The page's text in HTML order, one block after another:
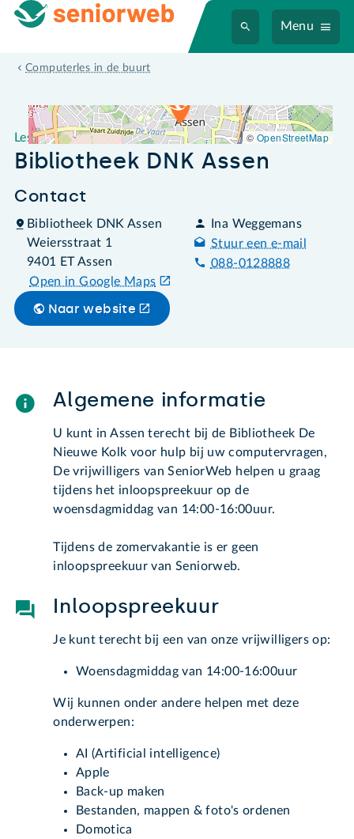
Menu
Computerles in de buurt
Leslocatie Bibliotheek DNK Assen
Leslocatie
Bibliotheek DNK Assen
Contact
Bibliotheek DNK Assen
Weiersstraat 1
9401 ET Assen
Open in Google Maps
Ina Weggemans
Stuur een e-mail
088-0128888
Naar website
©OpenStreetMap
Algemene informatie
U kunt in Assen terecht bij de Bibliotheek De
Nieuwe Kolk voor hulp bij uw computervragen,
De vrijwilligers van SeniorWeb helpen u graag
tijdens het inloopspreekuur op de
woensdagmiddag van 14:00-16:00uur.
Tijdens de zomervakantie is er geen
inloopspreekuur van Seniorweb.
Inloopspreekuur
Je kunt terecht bij een van onze vrijwilligers op:
Woensdagmiddag van 14:00-16:00uur
Wij kunnen onder andere helpen met deze
onderwerpen:
AI (Artificial intelligence)
Apple
Back-up maken
Bestanden, mappen & foto's ordenen
Domotica